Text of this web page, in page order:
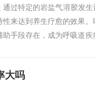
过特定的岩盐气溶胶发生
来达到养生疗愈的效果
手段存在，成为呼吸道疾
大吗